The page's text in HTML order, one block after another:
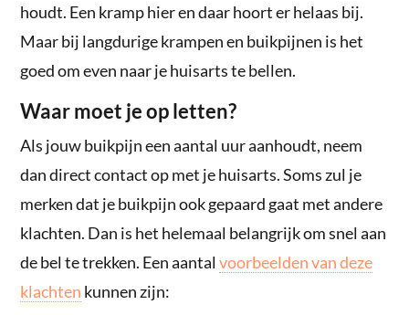
houdt. Een kramp hier en daar hoort er helaas bij.
Maar bij langdurige krampen en buikpijnen is het
goed om even naar je huisarts te bellen.
Waar moet je op letten?
Als jouw buikpijn een aantal uur aanhoudt, neem
dan direct contact op met je huisarts. Soms zul je
merken dat je buikpijn ook gepaard gaat met andere
klachten. Dan is het helemaal belangrijk om snel aan
de bel te trekken. Een aantalvoorbeelden van deze
klachten kunnen zijn: